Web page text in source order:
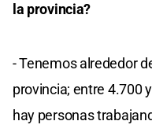
la provincia?
- Tenemos alrededor
provincia; entre 4.700
hay personas